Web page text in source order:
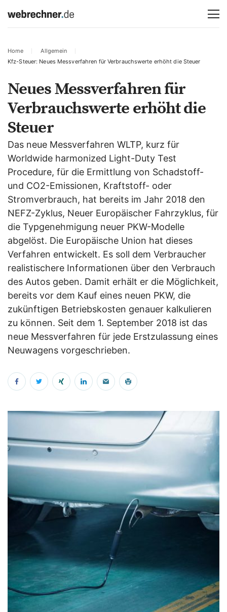
Home
Allgemein
Kfz-Steuer: Neues Messverfahren für Verbrauchswerte erhöht die Steuer
Neues Messverfahren für
Verbrauchswerte erhöht die
Steuer
Das neue Messverfahren WLTP, kurz für
Worldwide harmonized Light-Duty Test
Procedure, für die Ermittlung von Schadstoff-
und CO2-Emissionen, Kraftstoff- oder
Stromverbrauch, hat bereits im Jahr 2018 den
NEFZ-Zyklus, Neuer Europäischer Fahrzyklus, für
die Typgenehmigung neuer PKW-Modelle
abgelöst. Die Europäische Union hat dieses
Verfahren entwickelt. Es soll dem Verbraucher
realistischere Informationen über den Verbrauch
des Autos geben. Damit erhält er die Möglichkeit,
bereits vor dem Kauf eines neuen PKW, die
zukünftigen Betriebskosten genauer kalkulieren
zu können. Seit dem 1. September 2018 ist das
neue Messverfahren für jede Erstzulassung eines
Neuwagens vorgeschrieben.